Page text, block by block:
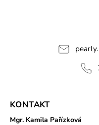
KONTAKT
Mgr. Kamila Pařízková